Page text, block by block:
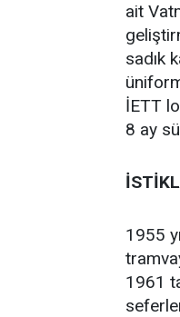
ait
sadık
İETT
8 ay
1955
1961